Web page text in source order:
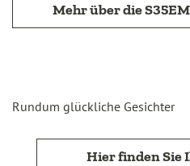
Mehr über die
Rundum glückliche Gesichter
Hier finden Sie